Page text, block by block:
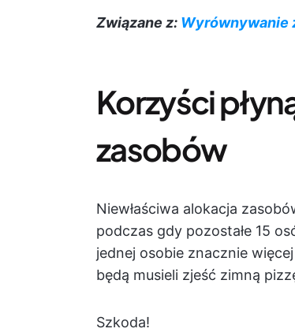
Związane z: Wyrównywanie
Korzyści
zasobów
Niewłaściwa alokacja
podczas gdy pozostałe 15
jednej osobie znacznie
będą musieli zjeść zimną
Szkoda!